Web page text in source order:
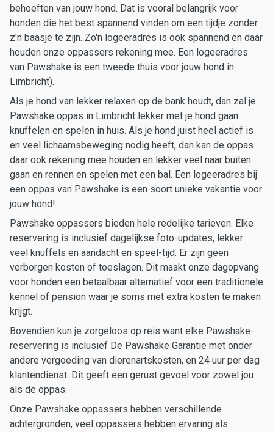
behoeften van jouw hond. Dat is vooral belangrijk voor
honden die het best spannend vinden om een tijdje zonder
z'n baasje te zijn. Zo'n logeeradres is ook spannend en daar
houden onze oppassers rekening mee. Een logeeradres
van Pawshake is een tweede thuis voor jouw hond in
Limbricht).
Als je hond van lekker relaxen op de bank houdt, dan zal je
Pawshake oppas in Limbricht lekker met je hond gaan
knuffelen en spelen in huis. Als je hond juist heel actief is
en veel lichaamsbeweging nodig heeft, dan kan de oppas
daar ook rekening mee houden en lekker veel naar buiten
gaan en rennen en spelen met een bal. Een logeeradres bij
een oppas van Pawshake is een soort unieke vakantie voor
jouw hond!
Pawshake oppassers bieden hele redelijke tarieven. Elke
reservering is inclusief dagelijkse foto-updates, lekker
veel knuffels en aandacht en speel-tijd. Er zijn geen
verborgen kosten of toeslagen. Dit maakt onze dagopvang
voor honden een betaalbaar alternatief voor een traditionele
kennel of pension waar je soms met extra kosten te maken
krijgt.
Bovendien kun je zorgeloos op reis want elke Pawshake-
reservering is inclusief De Pawshake Garantie met onder
andere vergoeding van dierenartskosten, en 24 uur per dag
klantendienst. Dit geeft een gerust gevoel voor zowel jou
als de oppas.
Onze Pawshake oppassers hebben verschillende
achtergronden, veel oppassers hebben ervaring als